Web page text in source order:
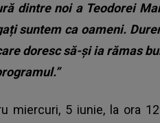
dintre noi a Teodorei
suntem ca oameni.
doresc să-și ia rămas
miercuri, 5 iunie, la ora